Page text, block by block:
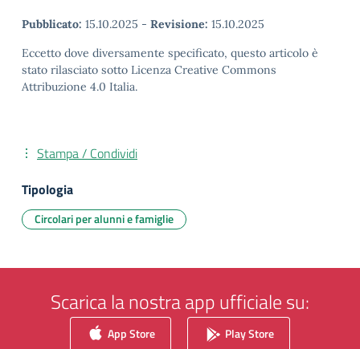
Pubblicato: 15.10.2025 - Revisione: 15.10.2025
Eccetto dove diversamente specificato, questo articolo è
stato rilasciato sotto Licenza Creative Commons
Attribuzione 4.0 Italia.
Stampa / Condividi
Tipologia
Circolari per alunni e famiglie
Scarica la nostra app ufficiale su:
App Store Play Store